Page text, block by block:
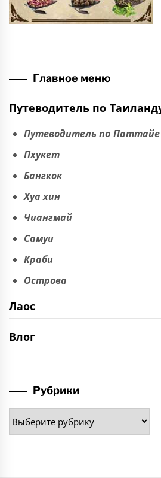
Главное меню
Путеводитель по
Путеводитель по Паттайе
Пхукет
Бангкок
Хуа хин
Чиангмай
Самуи
Краби
Острова
Лаос
Влог
Рубрики
Рубрики